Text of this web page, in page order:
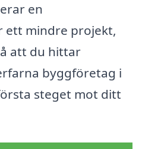
en
ett mindre projekt,
att du hittar
byggföretag i
steget mot ditt